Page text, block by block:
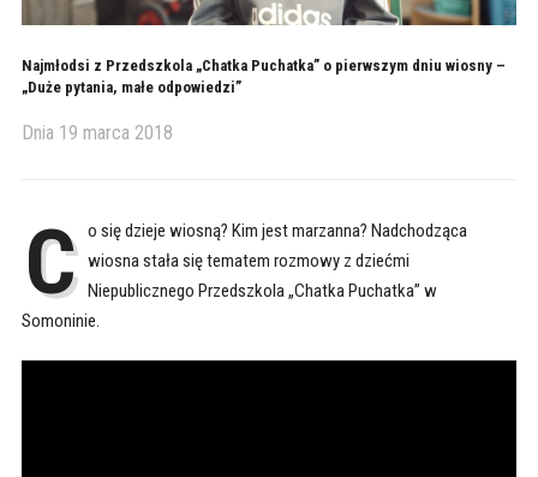
Najmłodsi z Przedszkola „Chatka Puchatka” o pierwszym dniu wiosny –
„Duże pytania, małe odpowiedzi”
Dnia 19 marca 2018
C o się dzieje wiosną? Kim jest marzanna? Nadchodząca
wiosna stała się tematem rozmowy z dziećmi
Niepublicznego Przedszkola „Chatka Puchatka” w
Somoninie.